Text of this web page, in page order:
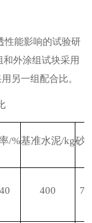
性能影响的试验研
和外涂组试块采用
另一组配合比。
/%基准水泥/kg砂
40 400